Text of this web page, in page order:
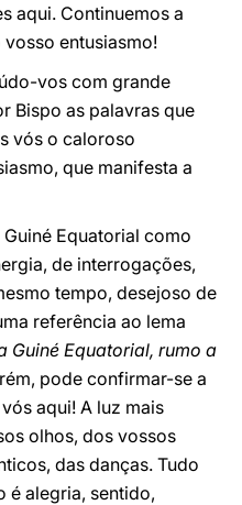
aqui. Continuemos a
entusiasmo!
vos com grande
Bispo as palavras que
vós o caloroso
que manifesta a
Equatorial como
de interrogações,
tempo, desejoso de
referência ao lema
Guiné Equatorial, rumo a
pode confirmar-se a
aqui! A luz mais
olhos, dos vossos
das danças. Tudo
é alegria, sentido,